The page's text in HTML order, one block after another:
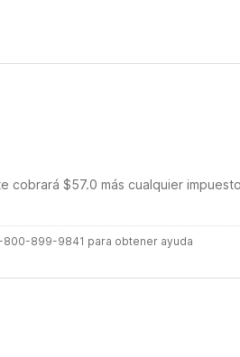
cobrará $57.0 más cualquier
800-899-9841 para obtener ayuda